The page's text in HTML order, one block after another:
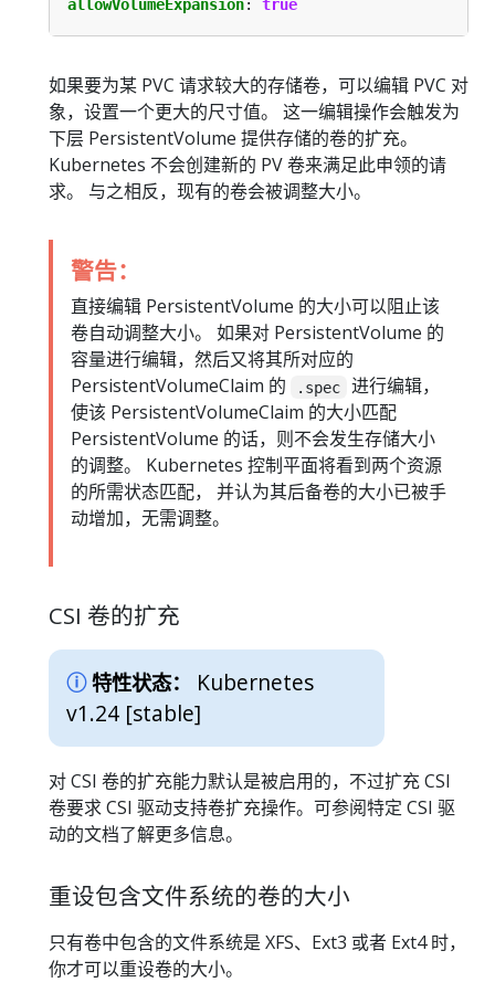
allowVolumeExpansion: true
如果要为某 PVC 请求较大的存储卷，可以编辑 PVC 对
象，设置一个更大的尺寸值。 这一编辑操作会触发为
下层 PersistentVolume 提供存储的卷的扩充。
Kubernetes 不会创建新的 PV 卷来满足此申领的请
求。 与之相反，现有的卷会被调整大小。
警告：
直接编辑 PersistentVolume 的大小可以阻止该
卷自动调整大小。 如果对 PersistentVolume 的
容量进行编辑，然后又将其所对应的
PersistentVolumeClaim 的
.spec
进行编辑，
使该 PersistentVolumeClaim 的大小匹配
PersistentVolume 的话，则不会发生存储大小
的调整。 Kubernetes 控制平面将看到两个资源
的所需状态匹配， 并认为其后备卷的大小已被手
动增加，无需调整。
CSI 卷的扩充
特性状态：
Kubernetes
v1.24 [stable]
对 CSI 卷的扩充能力默认是被启用的，不过扩充 CSI
卷要求 CSI 驱动支持卷扩充操作。可参阅特定 CSI 驱
动的文档了解更多信息。
重设包含文件系统的卷的大小
只有卷中包含的文件系统是 XFS、Ext3 或者 Ext4 时，
你才可以重设卷的大小。